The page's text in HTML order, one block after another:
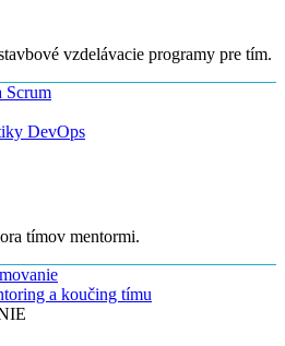
vzdelávacie programy pre tím.
Scrum
DevOps
tímov mentormi.
a koučing tímu